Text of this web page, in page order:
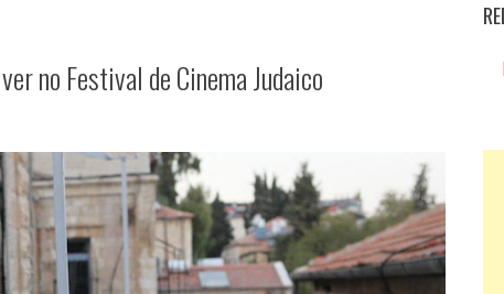
no Festival de Cinema Judaico